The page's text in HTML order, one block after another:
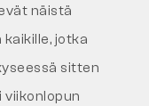
näistä
jotka
sitten
viikonlopun